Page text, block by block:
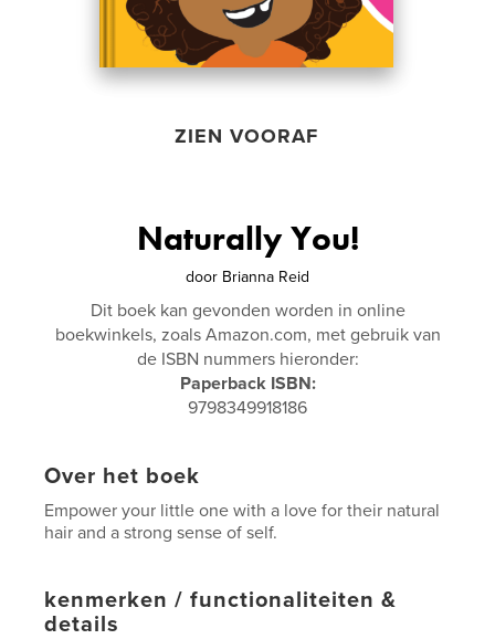
ZIEN VOORAF
Naturally You!
door Brianna Reid
Dit boek kan gevonden worden in online
boekwinkels, zoals Amazon.com, met gebruik van
de ISBN nummers hieronder:
Paperback ISBN:
9798349918186
Over het boek
Empower your little one with a love for their natural
hair and a strong sense of self.
kenmerken / functionaliteiten &
details